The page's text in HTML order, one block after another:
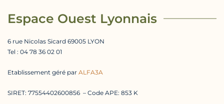
Espace Ouest Lyonnais
6 rue Nicolas Sicard 69005 LYON
Tel : 04 78 36 02 01
Etablissement géré par ALFA3A
SIRET: 77554402600856 – Code APE: 853 K